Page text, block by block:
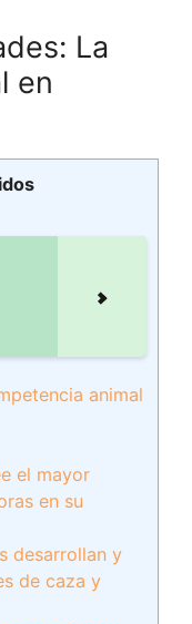
La
en
animal
el mayor
en su
desarrollan y
de caza y